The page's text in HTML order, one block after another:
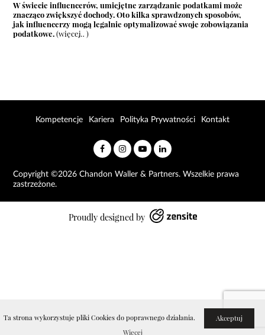
Ta strona wykorzystuje pliki Cookies do poprawnego działania.
Akceptuj
Więcej
W świecie influencerów, umiejętne zarządzanie podatkami może
znacząco zwiększyć dochody. Oto kilka sprawdzonych sposobów,
jak influencerzy mogą legalnie optymalizować swoje zobowiązania
podatkowe. (więcej…)
Copyright ©2026 Chandon Waller & Partners. Wszelkie prawa
zastrzeżone.
Kompetencje Kariera Polityka Prywatności Kontakt
Proudly designed by